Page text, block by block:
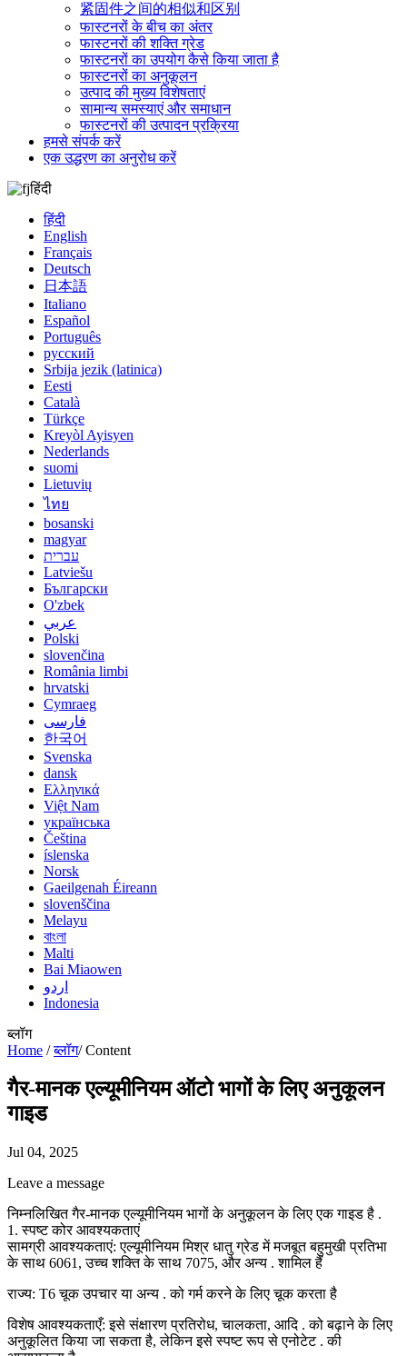
紧固件之间的相似和区别
फास्टनरों के बीच का अंतर
फास्टनरों की शक्ति ग्रेड
फास्टनरों का उपयोग कैसे किया जाता है
फास्टनरों का अनुकूलन
उत्पाद की मुख्य विशेषताएं
सामान्य समस्याएं और समाधान
फास्टनरों की उत्पादन प्रक्रिया
हमसे संपर्क करें
एक उद्धरण का अनुरोध करें
हिंदी
हिंदी
English
Français
Deutsch
日本語
Italiano
Español
Português
русский
Srbija jezik (latinica)
Eesti
Català
Türkçe
Kreyòl Ayisyen
Nederlands
suomi
Lietuvių
ไทย
bosanski
magyar
עברית
Latviešu
Български
O'zbek
عربي
Polski
slovenčina
România limbi
hrvatski
Cymraeg
فارسی
한국어
Svenska
dansk
Ελληνικά
Việt Nam
українська
Čeština
íslenska
Norsk
Gaeilgenah Éireann
slovenščina
Melayu
বাংলা
Malti
Bai Miaowen
اردو
Indonesia
ब्लॉग
Home /ब्लॉग/Content
गैर-मानक एल्यूमीनियम ऑटो भागों के लिए अनुकूलन
गाइड
Jul 04, 2025
Leave a message
निम्नलिखित गैर-मानक एल्यूमीनियम भागों के अनुकूलन के लिए एक गाइड है .
1. स्पष्ट कोर आवश्यकताएं
सामग्री आवश्यकताएं: एल्यूमीनियम मिश्र धातु ग्रेड में मजबूत बहुमुखी प्रतिभा
के साथ 6061, उच्च शक्ति के साथ 7075, और अन्य . शामिल हैं
राज्य: T6 चूक उपचार या अन्य . को गर्म करने के लिए चूक करता है
विशेष आवश्यकताएँ: इसे संक्षारण प्रतिरोध, चालकता, आदि . को बढ़ाने के लिए
अनुकूलित किया जा सकता है, लेकिन इसे स्पष्ट रूप से एनोटेट . की